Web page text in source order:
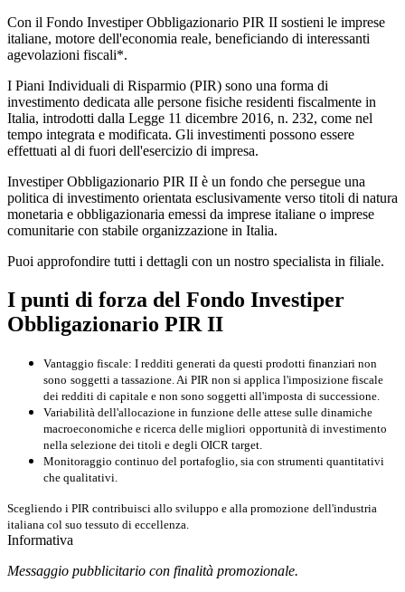
Con il Fondo Investiper Obbligazionario PIR II sostieni le imprese
italiane, motore dell'economia reale, beneficiando di interessanti
agevolazioni fiscali*.
I Piani Individuali di Risparmio (PIR) sono una forma di
investimento dedicata alle persone fisiche residenti fiscalmente in
Italia, introdotti dalla Legge 11 dicembre 2016, n. 232, come nel
tempo integrata e modificata. Gli investimenti possono essere
effettuati al di fuori dell'esercizio di impresa.
Investiper Obbligazionario PIR II è un fondo che persegue una
politica di investimento orientata esclusivamente verso titoli di natura
monetaria e obbligazionaria emessi da imprese italiane o imprese
comunitarie con stabile organizzazione in Italia.
Puoi approfondire tutti i dettagli con un nostro specialista in filiale.
I punti di forza del Fondo Investiper
Obbligazionario PIR II
Vantaggio fiscale: I redditi generati da questi prodotti finanziari non
sono soggetti a tassazione . Ai PIR non si applica l'imposizione fiscale
dei redditi di capitale e non sono soggetti all'imposta di successione
Variabilità dell'allocazione in funzione delle attese sulle dinamiche
macroeconomiche e ricerca delle migliori opportunità di investimento
nella selezione dei titoli e degli OICR target.
Monitoraggio continuo del portafoglio, sia con strumenti quantitativi
che qualitativi.
Scegliendo i PIR contribuisci allo sviluppo e alla promozione dell'industria
italiana col suo tessuto di eccellenza.
Informativa
Messaggio pubblicitario con finalità promozionale.